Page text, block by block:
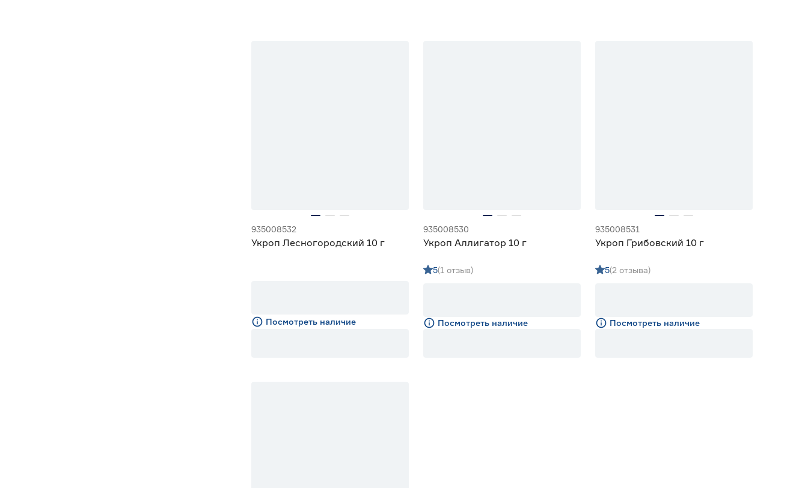
935008532
Укроп Лесногородский 10 г
Посмотреть наличие
935008530
Укроп Аллигатор 10 г
5(1 отзыв)
Посмотреть наличие
935008531
Укроп Грибовский 10 г
5(2 отзыва)
Посмотреть наличие